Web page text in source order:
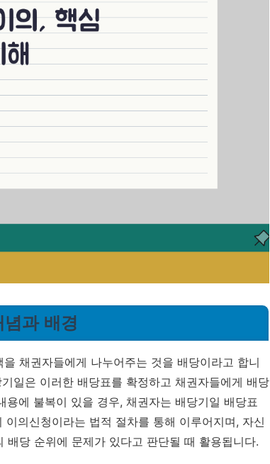
과 배경
채권자들에게 나누어주는 것을 배당이라고 합니
일은 이러한 배당표를 확정하고 채권자들에게 배당
에 불복이 있을 경우, 채권자는 배당기일 배당표
이의신청이라는 법적 절차를 통해 이루어지며, 자신
당 순위에 문제가 있다고 판단될 때 활용됩니다.